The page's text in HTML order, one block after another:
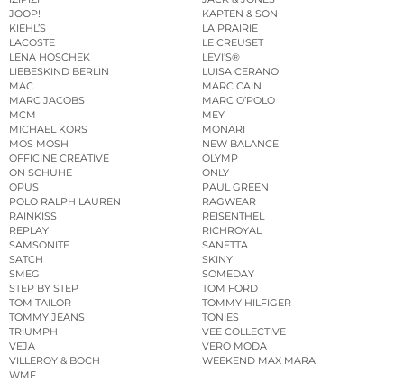
JOOP!
KAPTEN & SON
KIEHL’S
LA PRAIRIE
LACOSTE
LE CREUSET
LENA HOSCHEK
LEVI’S®
LIEBESKIND BERLIN
LUISA CERANO
MAC
MARC CAIN
MARC JACOBS
MARC O’POLO
MCM
MEY
MICHAEL KORS
MONARI
MOS MOSH
NEW BALANCE
OFFICINE CREATIVE
OLYMP
ON SCHUHE
ONLY
OPUS
PAUL GREEN
POLO RALPH LAUREN
RAGWEAR
RAINKISS
REISENTHEL
REPLAY
RICHROYAL
SAMSONITE
SANETTA
SATCH
SKINY
SMEG
SOMEDAY
STEP BY STEP
TOM FORD
TOM TAILOR
TOMMY HILFIGER
TOMMY JEANS
TONIES
TRIUMPH
VEE COLLECTIVE
VEJA
VERO MODA
VILLEROY & BOCH
WEEKEND MAX MARA
WMF